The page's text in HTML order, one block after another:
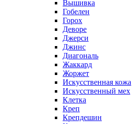
Вышивка
Гобелен
Горох
Деворе
Джерси
Джинс
Диагональ
Жаккард
Жоржет
Искусственная кожа
Искусственный мех
Клетка
Креп
Крепдешин